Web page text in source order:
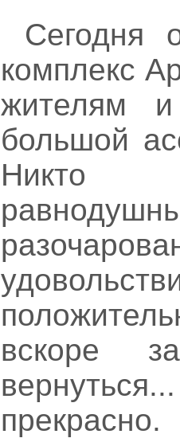
Сегодня
комплекс
жителям и
большой
Никто
вскоре
прекрасно.